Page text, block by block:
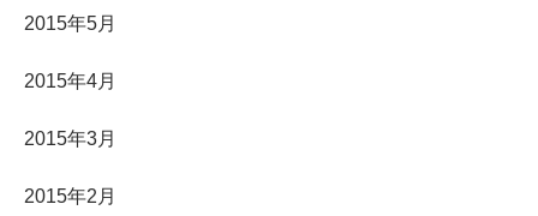
2015年5月
2015年4月
2015年3月
2015年2月